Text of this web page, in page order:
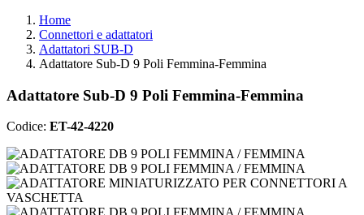
Home
Connettori e adattatori
Adattatori SUB-D
Adattatore Sub-D 9 Poli Femmina-Femmina
Adattatore Sub-D 9 Poli Femmina-Femmina
Codice: ET-42-4220